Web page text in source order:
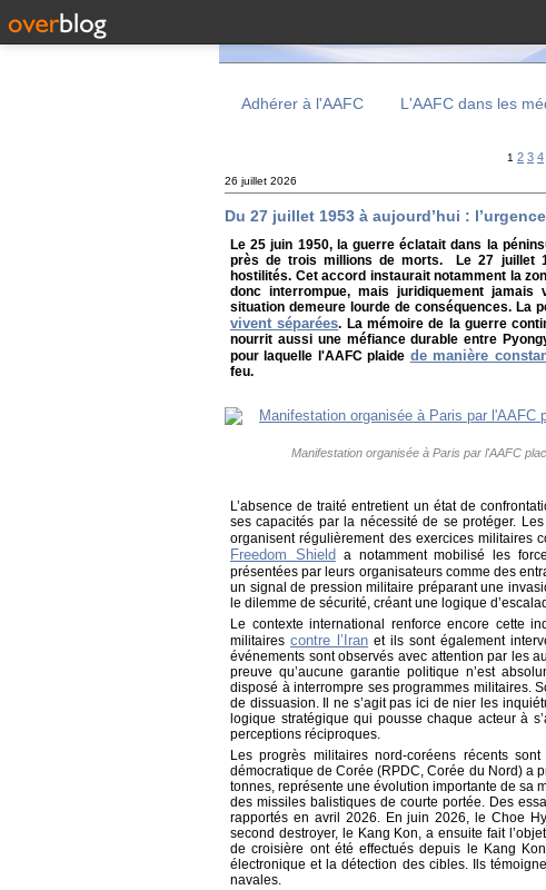
Adhérer à l'AAFC L'AAFC dans les
1 2 3 4
26 juillet 2026
Du 27 juillet 1953 à aujourd’hui :
Le 25 juin 1950, la guerre éclatait dans la
près de trois millions de morts. Le 27 juillet
hostilités. Cet accord instaurait notamment la
donc interrompue, mais juridiquement
situation demeure lourde de conséquences. La
vivent séparées. La mémoire de la guerre
nourrit aussi une méfiance durable entre
pour laquelle l'AAFC plaide de manière
feu.
Manifestation organisée à Paris par l'AAFC
L’absence de traité entretient un état de
ses capacités par la nécessité de se protéger.
organisent régulièrement des exercices militaires
Freedom Shield a notamment mobilisé les
présentées par leurs organisateurs comme des
un signal de pression militaire préparant une
le dilemme de sécurité, créant une logique
Le contexte international renforce encore cette
militairescontre l’Iran et ils sont également
événements sont observés avec attention par les
preuve qu’aucune garantie politique n’est
disposé à interrompre ses programmes militaires.
de dissuasion. Il ne s’agit pas ici de nier les
logique stratégique qui pousse chaque acteur à
perceptions réciproques.
Les progrès militaires nord-coréens récents
démocratique de Corée (RPDC, Corée du Nord) a
tonnes, représente une évolution importante de sa
des missiles balistiques de courte portée. Des
rapportés en avril 2026. En juin 2026, le Choe
second destroyer, le Kang Kon, a ensuite fait
de croisière ont été effectués depuis le Kang
électronique et la détection des cibles. Ils
navales.